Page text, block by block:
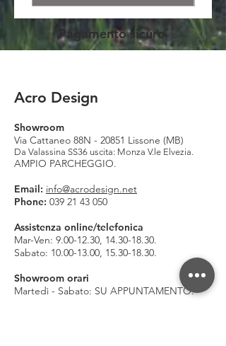
Pagamento sicuro
Acro Design
Showroom
Via Cattaneo 88N - 20851 Lissone (MB)
Da Valassina SS36 uscita: Monza V.le Elvezia.
AMPIO PARCHEGGIO.
Email: info@acrodesign.net
Phone: 039 21 43 050
Assistenza online/telefonica
Mar-Ven: 9.00-12.30, 14.30-18.30.
Sabato: 10.00-13.00, 15.30-18.30.
Showroom orari
Martedì - Sabato: SU APPUNTAMENTO.